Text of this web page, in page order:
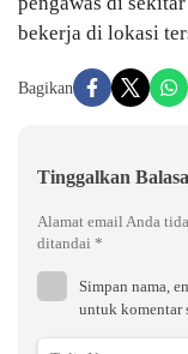
bekerja di lokasi
Bagikan
Tinggalkan
Alamat email Anda
ditandai *
Simpan nama,
untuk komentar